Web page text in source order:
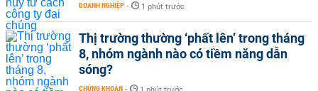
DOANH NGHIỆP - 1 phút trước
Thị trường thường ‘phất lên’ trong tháng
8, nhóm ngành nào có tiềm năng dẫn
sóng?
CHỨNG KHOÁN -